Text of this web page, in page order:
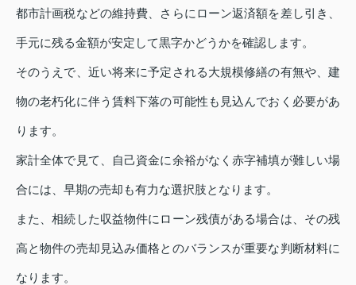
都市計画税などの維持費、さらにローン返済額を差し引き、
手元に残る金額が安定して黒字かどうかを確認します。
そのうえで、近い将来に予定される大規模修繕の有無や、建
物の老朽化に伴う賃料下落の可能性も見込んでおく必要があ
ります。
家計全体で見て、自己資金に余裕がなく赤字補填が難しい場
合には、早期の売却も有力な選択肢となります。
また、相続した収益物件にローン残債がある場合は、その残
高と物件の売却見込み価格とのバランスが重要な判断材料に
なります。